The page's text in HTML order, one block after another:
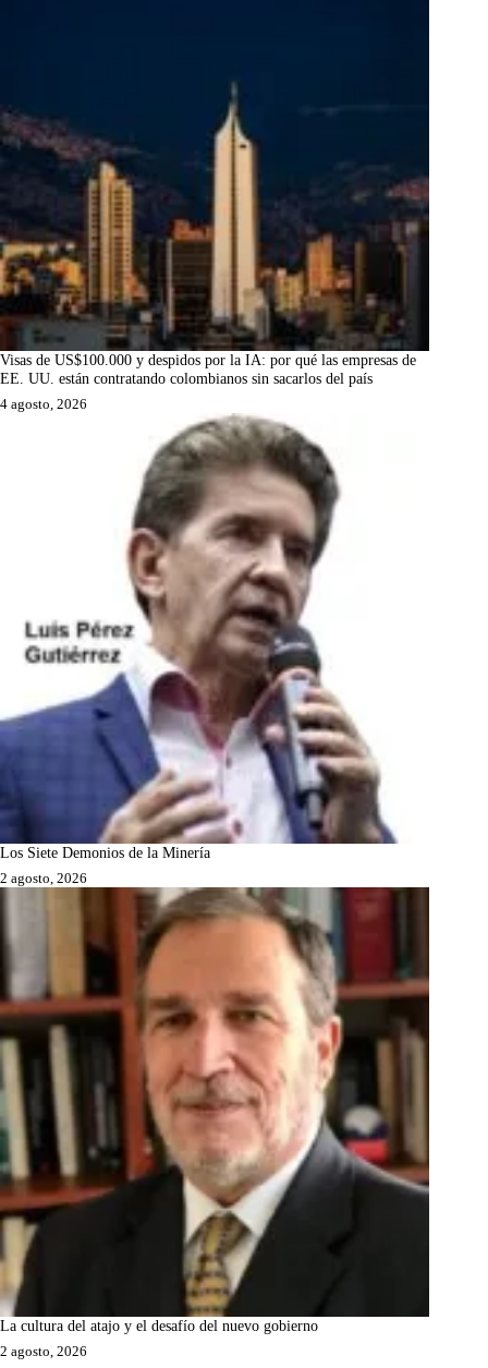
Visas de US$100.000 y despidos por la IA: por qué las empresas de
EE. UU. están contratando colombianos sin sacarlos del país
4 agosto, 2026
Los Siete Demonios de la Minería
2 agosto, 2026
La cultura del atajo y el desafío del nuevo gobierno
2 agosto, 2026